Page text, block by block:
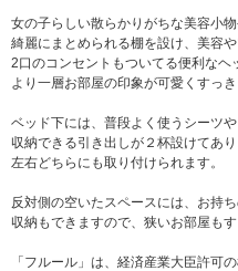
女の子らしい散らかりがちな美容小
綺麗にまとめられる棚を設け、美容
2口のコンセントもついてる便利なヘ
より一層お部屋の印象が可愛くすっき
ベッド下には、普段よく使うシーツ
収納できる引き出しが２杯設けてあ
左右どちらにも取り付けられます。
反対側の空いたスペースには、お持
収納もできますので、狭いお部屋もす
「フルール」は、経済産業大臣許可